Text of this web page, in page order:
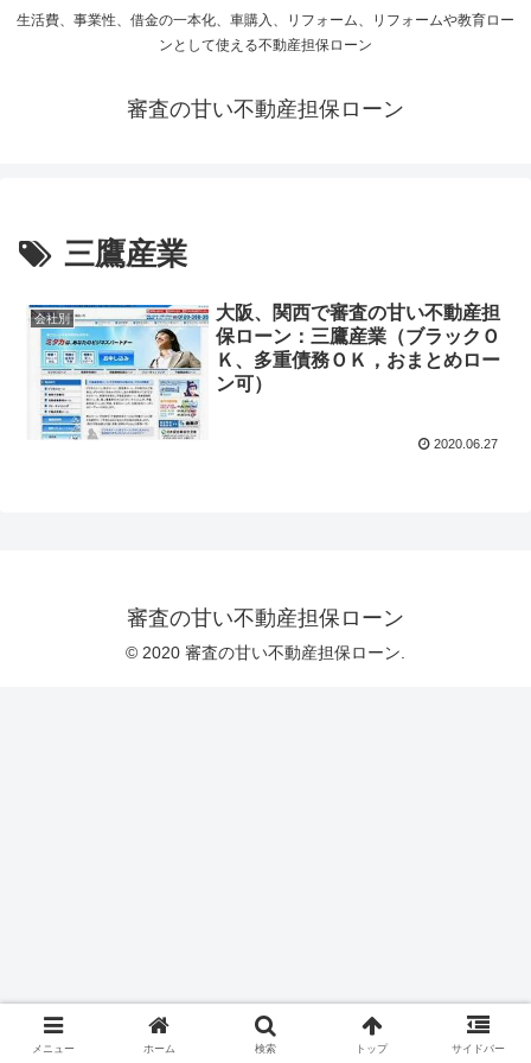
生活費、事業性、借金の一本化、車購入、リフォーム、リフォームや教育ロー
ンとして使える不動産担保ローン
審査の甘い不動産担保ローン
三鷹産業
会社別
大阪、関西で審査の甘い不動産担
保ローン：三鷹産業（ブラックＯ
Ｋ、多重債務ＯＫ，おまとめロー
ン可）
2020.06.27
審査の甘い不動産担保ローン
© 2020 審査の甘い不動産担保ローン.
メニュー ホーム 検索 トップ サイドバー